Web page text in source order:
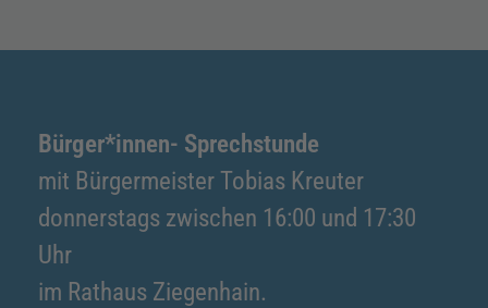
Bürger*innen- Sprechstunde
mit Bürgermeister Tobias Kreuter
donnerstags zwischen 16:00 und 17:30
Uhr
im Rathaus Ziegenhain.